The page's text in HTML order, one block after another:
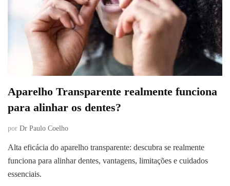
Aparelho Transparente realmente funciona
para alinhar os dentes?
por Dr Paulo Coelho
Alta eficácia do aparelho transparente: descubra se realmente
funciona para alinhar dentes, vantagens, limitações e cuidados
essenciais.